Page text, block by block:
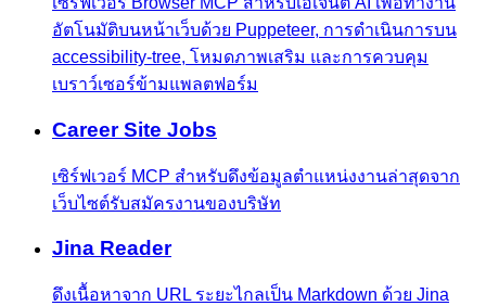
อัตโนมัติบนหน้าเว็บด้วย Puppeteer, การดำเนินการบน
accessibility-tree, โหมดภาพเสริม และการควบคุม
เบราว์เซอร์ข้ามแพลตฟอร์ม
Career Site Jobs
เซิร์ฟเวอร์ MCP สำหรับดึงข้อมูลตำแหน่งงานล่าสุดจาก
เว็บไซต์รับสมัครงานของบริษัท
Jina Reader
ดึงเนื้อหาจาก URL ระยะไกลเป็น Markdown ด้วย Jina